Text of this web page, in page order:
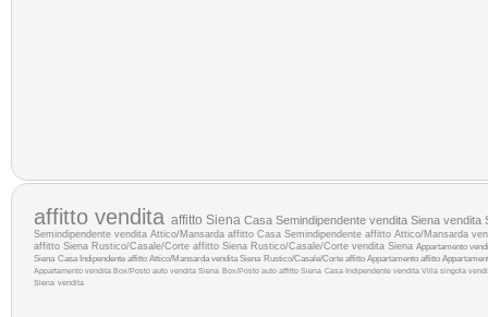
affitto vendita affitto Siena Casa Semindipendente vendita Siena vendita
Semindipendente vendita Attico/Mansarda affitto Casa Semindipendente affitto Attico/Mansarda
affitto Siena Rustico/Casale/Corte affitto Siena Rustico/Casale/Corte vendita Siena Appartamento
Siena Casa Indipendente affitto Attico/Mansarda vendita Siena Rustico/Casale/Corte affitto Appartamento affitto
Appartamento vendita Box/Posto auto vendita Siena Box/Posto auto affitto Siena Casa Indipendente vendita Villa singola
Siena vendita